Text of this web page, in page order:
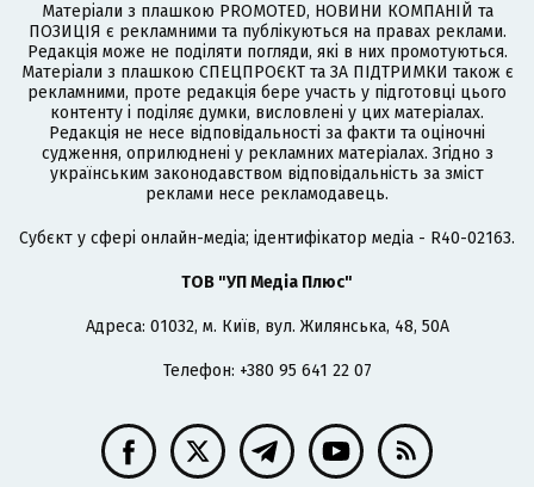
Матеріали з плашкою PROMOTED, НОВИНИ КОМПАНІЙ та
ПОЗИЦІЯ є рекламними та публікуються на правах реклами.
Редакція може не поділяти погляди, які в них промотуються.
Матеріали з плашкою СПЕЦПРОЄКТ та ЗА ПІДТРИМКИ також є
рекламними, проте редакція бере участь у підготовці цього
контенту і поділяє думки, висловлені у цих матеріалах.
Редакція не несе відповідальності за факти та оціночні
судження, оприлюднені у рекламних матеріалах. Згідно з
українським законодавством відповідальність за зміст
реклами несе рекламодавець.
Cубєкт у сфері онлайн-медіа; ідентифікатор медіа - R40-02163.
ТОВ "УП Медіа Плюс"
Адреса: 01032, м. Київ, вул. Жилянська, 48, 50А
Телефон: +380 95 641 22 07